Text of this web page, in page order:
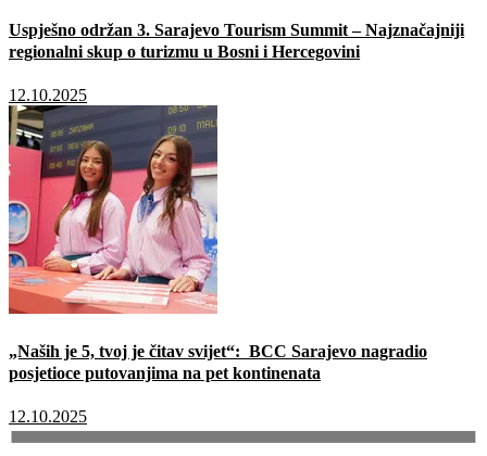
Uspješno održan 3. Sarajevo Tourism Summit – Najznačajniji
regionalni skup o turizmu u Bosni i Hercegovini
12.10.2025
„Naših je 5, tvoj je čitav svijet“: BCC Sarajevo nagradio
posjetioce putovanjima na pet kontinenata
12.10.2025